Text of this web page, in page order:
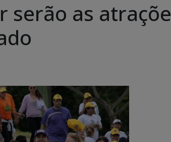
serão as